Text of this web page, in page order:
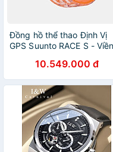
Đồng hồ thể thao Định Vị
GPS Suunto RACE S - Viền
SS051018000
SS051017000
SS051014000
SS051016000
SS051015000
10.549.000 đ